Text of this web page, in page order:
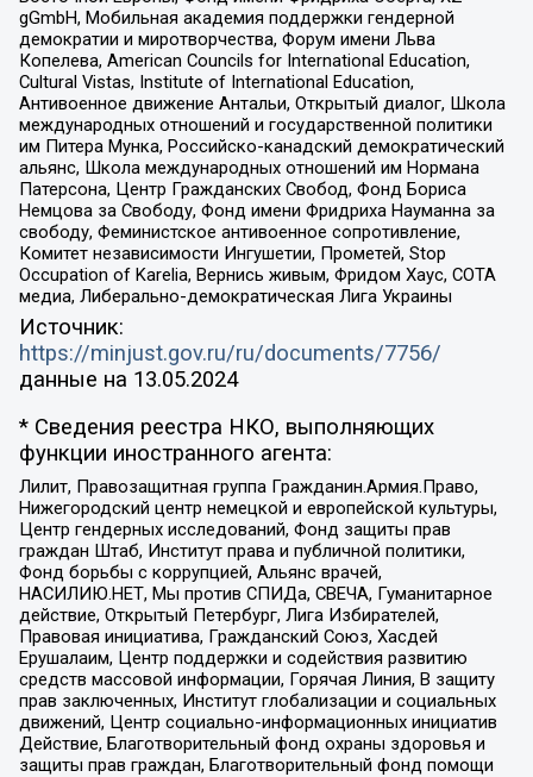
gGmbH, Мобильная академия поддержки гендерной
демократии и миротворчества, Форум имени Льва
Копелева, American Councils for International Education,
Cultural Vistas, Institute of International Education,
Антивоенное движение Антальи, Открытый диалог, Школа
международных отношений и государственной политики
им Питера Мунка, Российско-канадский демократический
альянс, Школа международных отношений им Нормана
Патерсона, Центр Гражданских Свобод, Фонд Бориса
Немцова за Свободу, Фонд имени Фридриха Науманна за
свободу, Феминистское антивоенное сопротивление,
Комитет независимости Ингушетии, Прометей, Stop
Occupation of Karelia, Вернись живым, Фридом Хаус, СОТА
медиа, Либерально-демократическая Лига Украины
Источник:
https://minjust.gov.ru/ru/documents/7756/
данные на 13.05.2024
* Сведения реестра НКО, выполняющих
функции иностранного агента:
Лилит, Правозащитная группа Гражданин.Армия.Право,
Нижегородский центр немецкой и европейской культуры,
Центр гендерных исследований, Фонд защиты прав
граждан Штаб, Институт права и публичной политики,
Фонд борьбы с коррупцией, Альянс врачей,
НАСИЛИЮ.НЕТ, Мы против СПИДа, СВЕЧА, Гуманитарное
действие, Открытый Петербург, Лига Избирателей,
Правовая инициатива, Гражданский Союз, Хасдей
Ерушалаим, Центр поддержки и содействия развитию
средств массовой информации, Горячая Линия, В защиту
прав заключенных, Институт глобализации и социальных
движений, Центр социально-информационных инициатив
Действие, Благотворительный фонд охраны здоровья и
защиты прав граждан, Благотворительный фонд помощи